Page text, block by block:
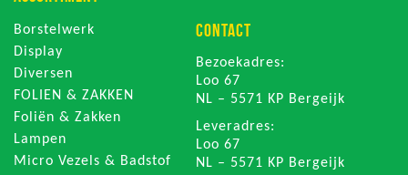
Borstelwerk
Display
Diversen
FOLIEN & ZAKKEN
Foliën & Zakken
Lampen
Micro Vezels & Badstof
CONTACT
Bezoekadres:
Loo 67
NL – 5571 KP Bergeijk
Leveradres:
Loo 67
NL – 5571 KP Bergeijk